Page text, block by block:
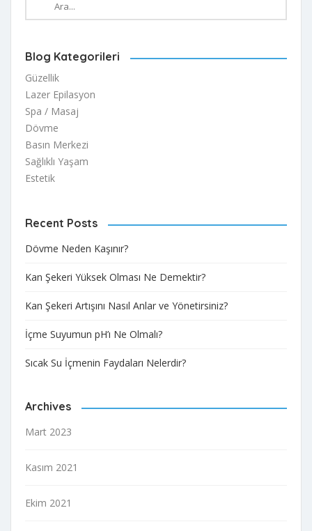
Blog Kategorileri
Güzellik
Lazer Epilasyon
Spa / Masaj
Dövme
Basın Merkezi
Sağlıklı Yaşam
Estetik
Recent Posts
Dövme Neden Kaşınır?
Kan Şekeri Yüksek Olması Ne Demektir?
Kan Şekeri Artışını Nasıl Anlar ve Yönetirsiniz?
İçme Suyumun pH’ı Ne Olmalı?
Sıcak Su İçmenin Faydaları Nelerdir?
Archives
Mart 2023
Kasım 2021
Ekim 2021